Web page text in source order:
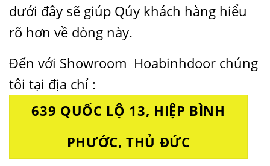
dưới đây sẽ giúp Qúy khách hàng hiểu
rõ hơn về dòng này.
Đến với Showroom Hoabinhdoor chúng
tôi tại địa chỉ :
639 QUỐC LỘ 13, HIỆP BÌNH
PHƯỚC, THỦ ĐỨC